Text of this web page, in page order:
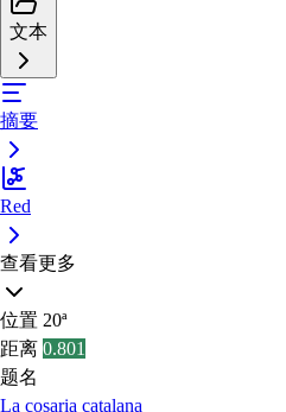
文本
摘要
Red
查看更多
位置 20ª
距离 0.801
题名
La cosaria catalana